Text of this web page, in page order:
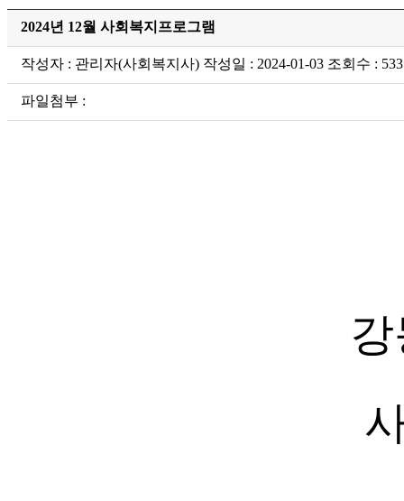
2024년 12월 사회복지프로그램
작성자 : 관리자(사회복지사) 작성일 : 2024-01-03 조회수 : 533
파일첨부 :